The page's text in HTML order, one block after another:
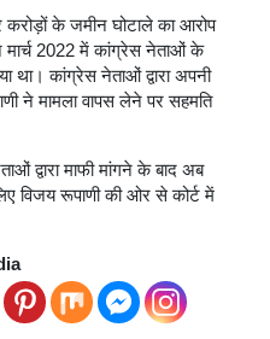
के जमीन घोटाले का आरोप
मार्च 2022 में कांग्रेस नेताओं के
था। कांग्रेस नेताओं द्वारा अपनी
ने मामला वापस लेने पर सहमति
द्वारा माफी मांगने के बाद अब
विजय रूपाणी की ओर से कोर्ट में